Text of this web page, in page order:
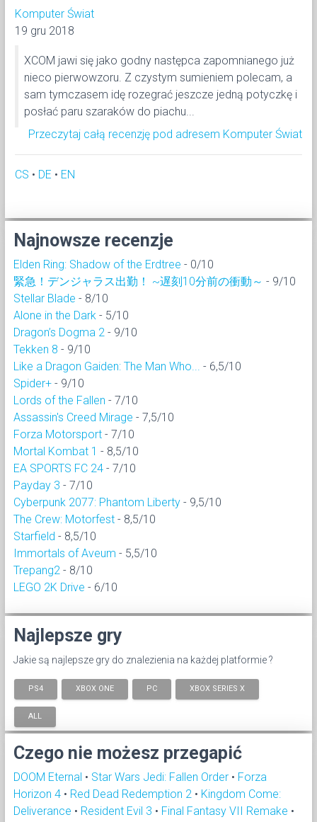
Komputer Świat
19 gru 2018
XCOM jawi się jako godny następca zapomnianego już
nieco pierwowzoru. Z czystym sumieniem polecam, a
sam tymczasem idę rozegrać jeszcze jedną potyczkę i
posłać paru szaraków do piachu...
Przeczytaj całą recenzję pod adresem Komputer Świat
CS • DE • EN
Najnowsze recenzje
Elden Ring: Shadow of the Erdtree - 0/10
緊急！デンジャラス出勤！ ~遅刻10分前の衝動～ - 9/10
Stellar Blade - 8/10
Alone in the Dark - 5/10
Dragon’s Dogma 2 - 9/10
Tekken 8 - 9/10
Like a Dragon Gaiden: The Man Who...
- 6,5/10
Spider+ - 9/10
Lords of the Fallen - 7/10
Assassin's Creed Mirage - 7,5/10
Forza Motorsport - 7/10
Mortal Kombat 1 - 8,5/10
EA SPORTS FC 24 - 7/10
Payday 3 - 7/10
Cyberpunk 2077: Phantom Liberty - 9,5/10
The Crew: Motorfest - 8,5/10
Starfield - 8,5/10
Immortals of Aveum - 5,5/10
Trepang2 - 8/10
LEGO 2K Drive - 6/10
Najlepsze gry
Jakie są najlepsze gry do znalezienia na każdej platformie ?
PS4 XBOX ONE PC XBOX SERIES X
ALL
Czego nie możesz przegapić
DOOM Eternal • Star Wars Jedi: Fallen Order • Forza
Horizon 4 • Red Dead Redemption 2 • Kingdom Come:
Deliverance • Resident Evil 3 • Final Fantasy VII Remake •